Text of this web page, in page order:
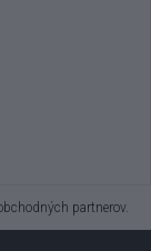
partnerov.